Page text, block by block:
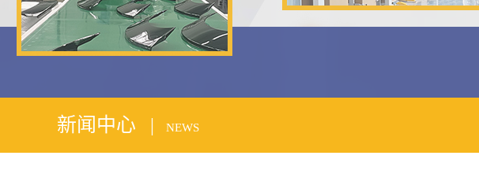
新闻中心 | NEWS